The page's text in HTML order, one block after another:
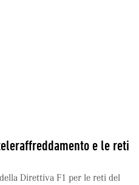
e le reti
Direttiva F1 per le reti del